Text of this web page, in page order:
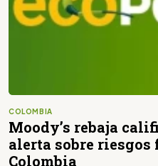
COLOMBIA
Moody’s rebaja
alerta sobre riesgos
Colombia